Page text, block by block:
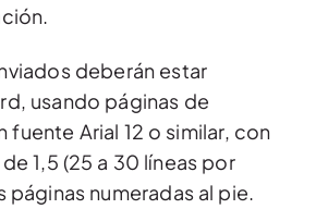
deberán estar
usando páginas de
fuente Arial 12 o similar, con
1,5 (25 a 30 líneas por
páginas numeradas al pie.